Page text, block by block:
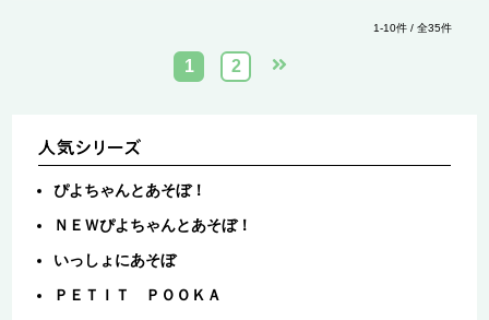
1-10件 / 全35件
1 2
ぴよちゃんとあそぼ！
ＮＥＷぴよちゃんとあそぼ！
いっしょにあそぼ
ＰＥＴＩＴ ＰＯＯＫＡ